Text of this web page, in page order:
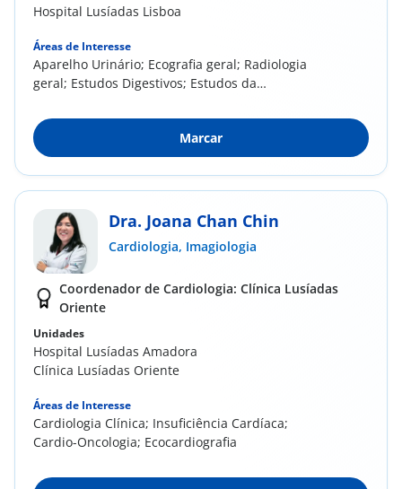
Hospital Lusíadas Lisboa
Áreas de Interesse
Aparelho Urinário; Ecografia geral; Radiologia
geral; Estudos Digestivos; Estudos da
Marcar
Dra. Joana Chan Chin
Cardiologia, Imagiologia
Coordenador de Cardiologia: Clínica Lusíadas
Oriente
Unidades
Hospital Lusíadas Amadora
Clínica Lusíadas Oriente
Áreas de Interesse
Cardiologia Clínica; Insuficiência Cardíaca;
Cardio-Oncologia; Ecocardiografia